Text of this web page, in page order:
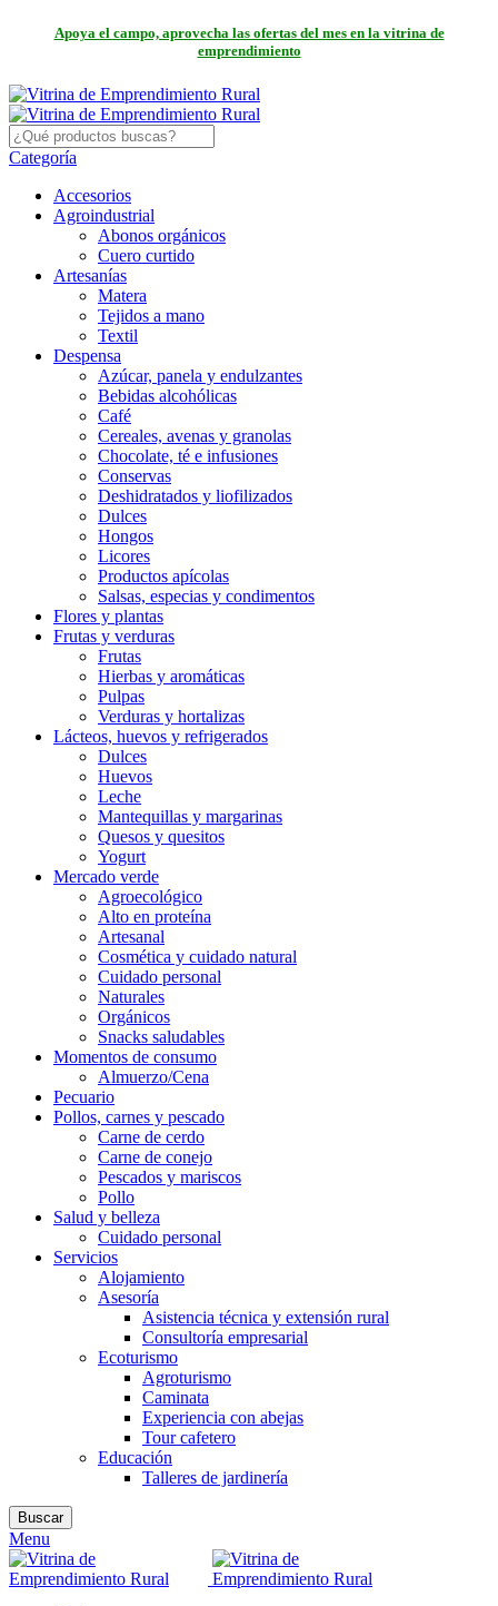
Apoya el campo, aprovecha las ofertas del mes en la vitrina de
emprendimiento
Categoría
Accesorios
Agroindustrial
Abonos orgánicos
Cuero curtido
Artesanías
Matera
Tejidos a mano
Textil
Despensa
Azúcar, panela y endulzantes
Bebidas alcohólicas
Café
Cereales, avenas y granolas
Chocolate, té e infusiones
Conservas
Deshidratados y liofilizados
Dulces
Hongos
Licores
Productos apícolas
Salsas, especias y condimentos
Flores y plantas
Frutas y verduras
Frutas
Hierbas y aromáticas
Pulpas
Verduras y hortalizas
Lácteos, huevos y refrigerados
Dulces
Huevos
Leche
Mantequillas y margarinas
Quesos y quesitos
Yogurt
Mercado verde
Agroecológico
Alto en proteína
Artesanal
Cosmética y cuidado natural
Cuidado personal
Naturales
Orgánicos
Snacks saludables
Momentos de consumo
Almuerzo/Cena
Pecuario
Pollos, carnes y pescado
Carne de cerdo
Carne de conejo
Pescados y mariscos
Pollo
Salud y belleza
Cuidado personal
Servicios
Alojamiento
Asesoría
Asistencia técnica y extensión rural
Consultoría empresarial
Ecoturismo
Agroturismo
Caminata
Experiencia con abejas
Tour cafetero
Educación
Talleres de jardinería
Buscar
Menu